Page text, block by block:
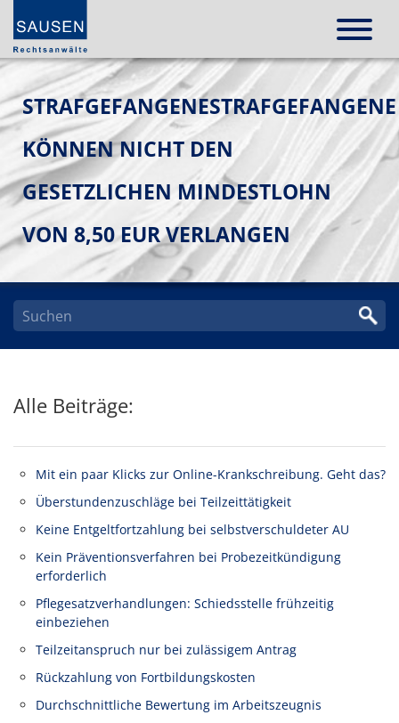
STRAFGEFANGENESTRAFGEFANGENE
KÖNNEN NICHT DEN
GESETZLICHEN MINDESTLOHN
VON 8,50 EUR VERLANGEN
Alle Beiträge:
Mit ein paar Klicks zur Online-Krankschreibung. Geht das?
Überstundenzuschläge bei Teilzeittätigkeit
Keine Entgeltfortzahlung bei selbstverschuldeter AU
Kein Präventionsverfahren bei Probezeitkündigung
erforderlich
Pflegesatzverhandlungen: Schiedsstelle frühzeitig
einbeziehen
Teilzeitanspruch nur bei zulässigem Antrag
Rückzahlung von Fortbildungskosten
Durchschnittliche Bewertung im Arbeitszeugnis